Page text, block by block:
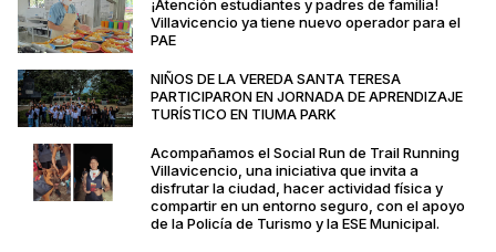
¡Atención estudiantes y padres de familia!
Villavicencio ya tiene nuevo operador para el
PAE
NIÑOS DE LA VEREDA SANTA TERESA
PARTICIPARON EN JORNADA DE APRENDIZAJE
TURÍSTICO EN TIUMA PARK
Acompañamos el Social Run de Trail Running
Villavicencio, una iniciativa que invita a
disfrutar la ciudad, hacer actividad física y
compartir en un entorno seguro, con el apoyo
de la Policía de Turismo y la ESE Municipal.